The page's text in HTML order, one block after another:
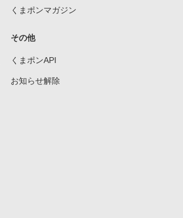
くまポンマガジン
その他
くまポンAPI
お知らせ解除